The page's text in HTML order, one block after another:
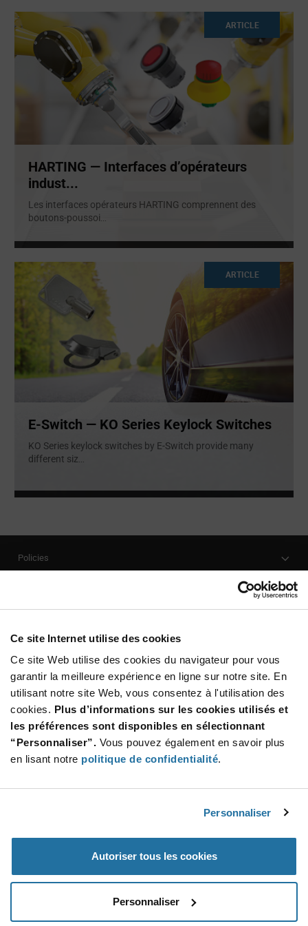
Ce site Internet utilise des cookies
Ce site Web utilise des cookies du navigateur pour vous
garantir la meilleure expérience en ligne sur notre site. En
utilisant notre site Web, vous consentez à l'utilisation des
cookies. Plus d’informations sur les cookies utilisés et
les préférences sont disponibles en sélectionnant
“Personnaliser”. Vous pouvez également en savoir plus
en lisant notre politique de confidentialité.
Personnaliser
Autoriser tous les cookies
Personnaliser
ARTICLE
HARTING — Interfaces d’opérateurs
indust...
Les interfaces opérateurs HARTING comprennent des
boutons-poussoi
ARTICLE
E-Switch — KO Series Keylock Switches
KO Series keylock switches by E-Switch provide many
different siz
Policies
Customer Care
Stay Connected!
SUBSCRIBE TO OUR NEWSLETTER
Be at the Forefront of New Technology Innovations
subscribe
button
SUBSCRIBE
Terms & Conditions|Terms of Use|Accessibility